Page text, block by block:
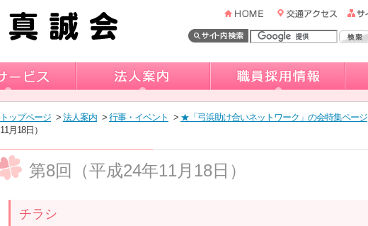
トップページ > 法人案内 > 行事・イベント > ★「弓浜助け合いネットワーク」の会特集ページ
11月18日）
第8回（平成24年11月18日）
チラシ